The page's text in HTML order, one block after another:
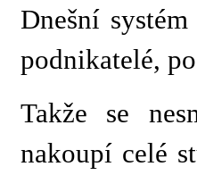
Dnešní
podnikatelé,
Takže se
nakoupí celé